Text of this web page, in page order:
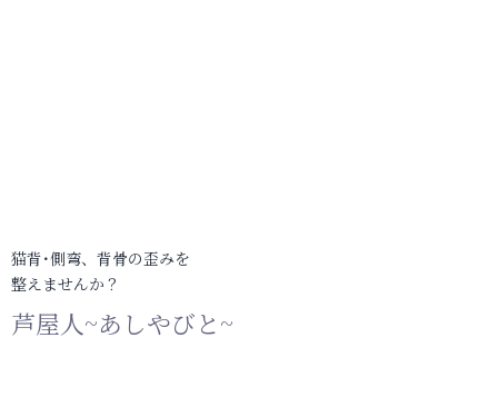
猫背･側弯、背骨の歪みを
整えませんか？
芦屋人~あしやびと~